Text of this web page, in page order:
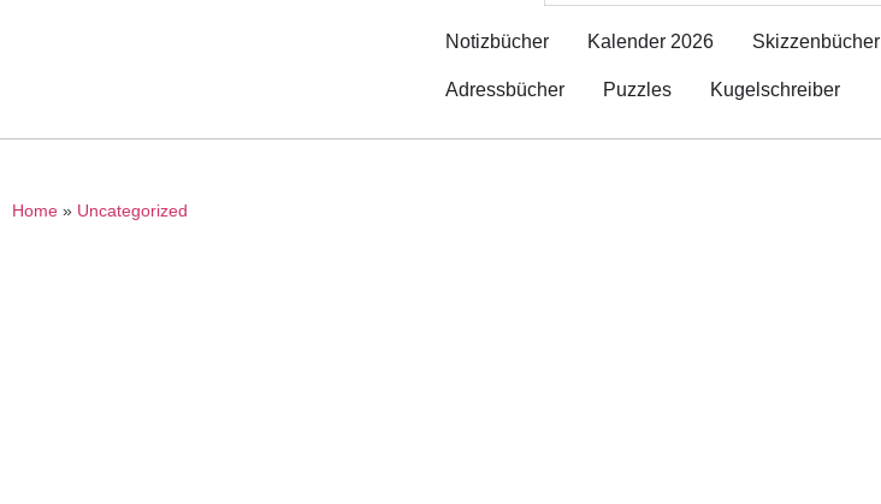
Notizbücher Kalender 2026 Skizzenbücher
Adressbücher Puzzles Kugelschreiber
Home » Uncategorized